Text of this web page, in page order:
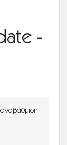
-
αναβάθμιση